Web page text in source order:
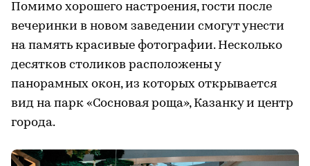
Помимо хорошего настроения, гости после
вечеринки в новом заведении смогут унести
на память красивые фотографии. Несколько
десятков столиков расположены у
панорамных окон, из которых открывается
вид на парк «Сосновая роща», Казанку и центр
города.